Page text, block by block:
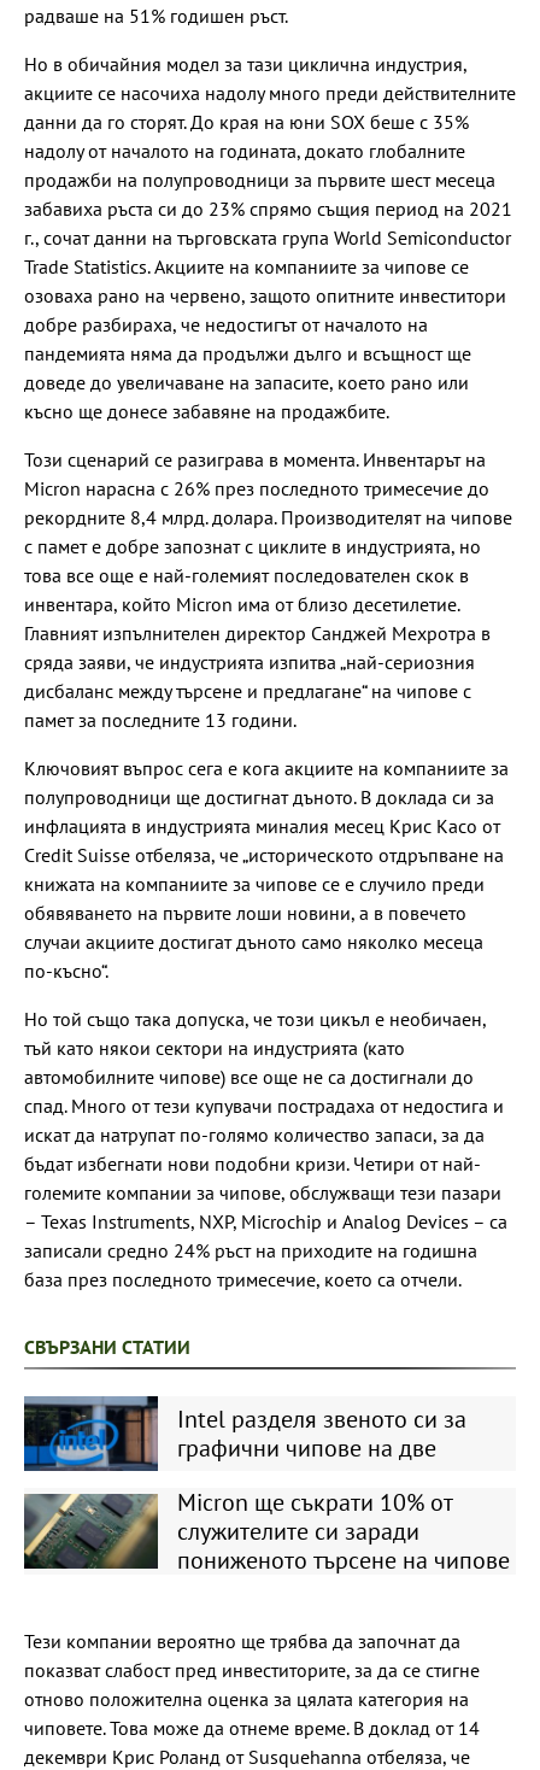
радваше на 51% годишен ръст.
Но в обичайния модел за тази циклична индустрия,
акциите се насочиха надолу много преди действителните
данни да го сторят. До края на юни SOX беше с 35%
надолу от началото на годината, докато глобалните
продажби на полупроводници за първите шест месеца
забавиха ръста си до 23% спрямо същия период на 2021
г., сочат данни на търговската група World Semiconductor
Trade Statistics. Акциите на компаниите за чипове се
озоваха рано на червено, защото опитните инвеститори
добре разбираха, че недостигът от началото на
пандемията няма да продължи дълго и всъщност ще
доведе до увеличаване на запасите, което рано или
късно ще донесе забавяне на продажбите.
Този сценарий се разиграва в момента. Инвентарът на
Micron нарасна с 26% през последното тримесечие до
рекордните 8,4 млрд. долара. Производителят на чипове
с памет е добре запознат с циклите в индустрията, но
това все още е най-големият последователен скок в
инвентара, който Micron има от близо десетилетие.
Главният изпълнителен директор Санджей Мехротра в
сряда заяви, че индустрията изпитва „най-сериозния
дисбаланс между търсене и предлагане“ на чипове с
памет за последните 13 години.
Ключовият въпрос сега е кога акциите на компаниите за
полупроводници ще достигнат дъното. В доклада си за
инфлацията в индустрията миналия месец Крис Касо от
Credit Suisse отбеляза, че „историческото отдръпване на
книжата на компаниите за чипове се е случило преди
обявяването на първите лоши новини, а в повечето
случаи акциите достигат дъното само няколко месеца
по-късно“.
Но той също така допуска, че този цикъл е необичаен,
тъй като някои сектори на индустрията (като
автомобилните чипове) все още не са достигнали до
спад. Много от тези купувачи пострадаха от недостига и
искат да натрупат по-голямо количество запаси, за да
бъдат избегнати нови подобни кризи. Четири от най-
големите компании за чипове, обслужващи тези пазари
– Texas Instruments, NXP, Microchip и Analog Devices – са
записали средно 24% ръст на приходите на годишна
база през последното тримесечие, което са отчели.
СВЪРЗАНИ СТАТИИ
Intel разделя звеното си за
графични чипове на две
Micron ще съкрати 10% от
служителите си заради
пониженото търсене на чипове
Тези компании вероятно ще трябва да започнат да
показват слабост пред инвеститорите, за да се стигне
отново положителна оценка за цялата категория на
чиповете. Това може да отнеме време. В доклад от 14
декември Крис Роланд от Susquehanna отбеляза, че